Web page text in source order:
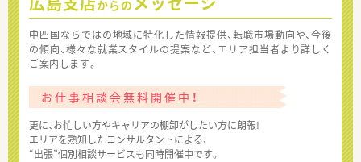
からの
中四国ならではの地域に特化した情報提供、転職市場動向や、今後
の傾向、様々な就業スタイルの提案など、エリア担当者より詳しく
ご案内します。
お仕事相談会無料開催中！
更に、お忙しい方やキャリアの棚卸がしたい方に朗報!
エリアを熟知したコンサルタントによる、
“出張”個別相談サービスも同時開催中です。